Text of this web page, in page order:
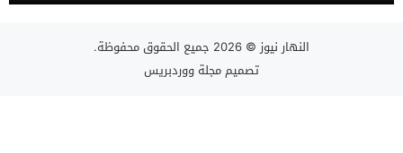
النهار نيوز © 2026 جميع الحقوق محفوظة.
تصميممجلة ووردبريس